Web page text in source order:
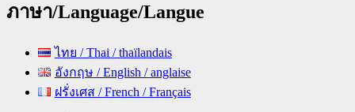
ภาษา/Language/Langue
ไทย / Thai / thaïlandais
อังกฤษ / English / anglaise
ฝรั่งเศส / French / Français